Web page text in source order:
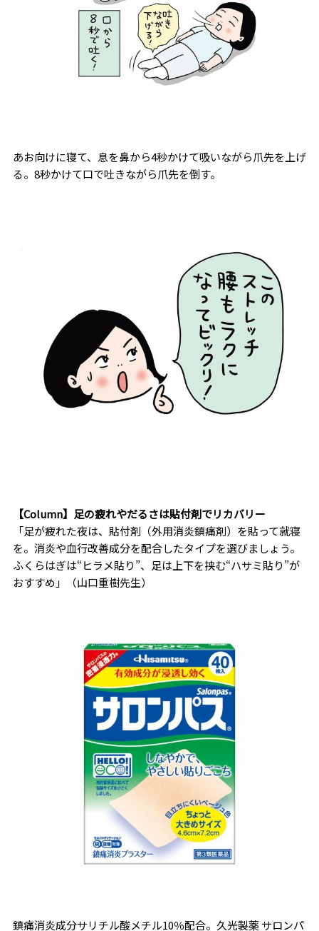
あお向けに寝て、息を鼻から4秒かけて吸いながら爪先を上げ
る。8秒かけて口で吐きながら爪先を倒す。
【Column】足の疲れやだるさは貼付剤でリカバリー
「足が疲れた夜は、貼付剤（外用消炎鎮痛剤）を貼って就寝
を。消炎や血行改善成分を配合したタイプを選びましょう。
ふくらはぎは“ヒラメ貼り”、足は上下を挟む“ハサミ貼り”が
おすすめ」（山口重樹先生）
鎮痛消炎成分サリチル酸メチル10％配合。久光製薬 サロンパ